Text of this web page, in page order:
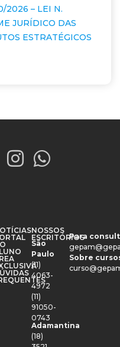
2026 – LEI N.
JURÍDICO DAS
ESTRATÉGICOS
NOSSOS
ESCRITÓRIOS
São
Paulo
(11)
4063-
4972
(11)
91050-
0743
Adamantina
(18)
Para
Sobre